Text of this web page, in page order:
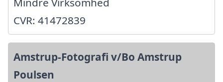
CVR: 41472839
Amstrup-Fotografi v/Bo Amstrup
Poulsen